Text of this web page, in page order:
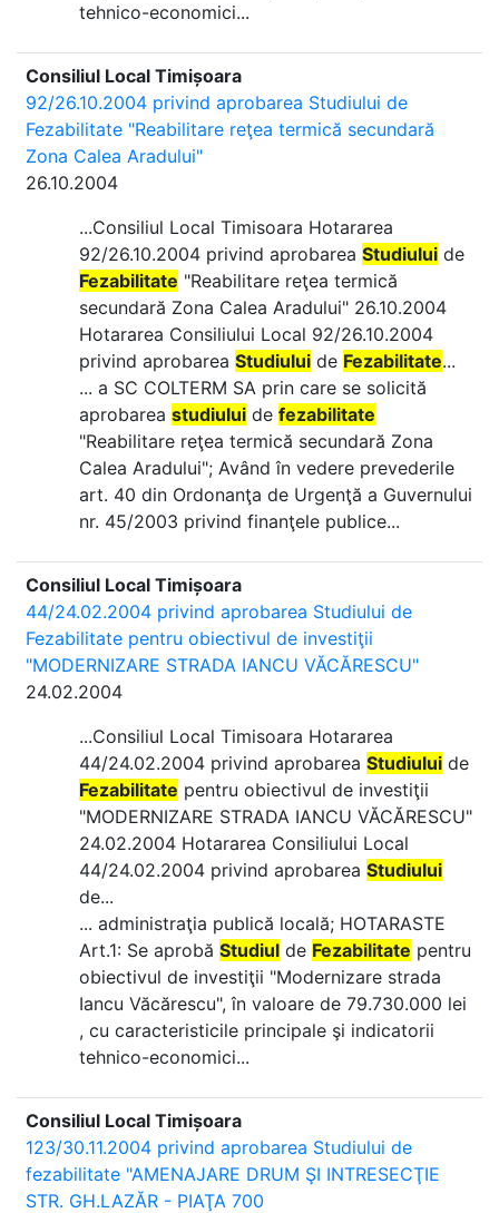
tehnico-economici...
Consiliul Local Timișoara
92/26.10.2004 privind aprobarea Studiului de
Fezabilitate "Reabilitare reţea termică secundară
Zona Calea Aradului"
26.10.2004
...Consiliul Local Timisoara Hotararea
92/26.10.2004 privind aprobarea Studiului de
Fezabilitate "Reabilitare reţea termică
secundară Zona Calea Aradului" 26.10.2004
Hotararea Consiliului Local 92/26.10.2004
privind aprobarea Studiului de Fezabilitate...
... a SC COLTERM SA prin care se solicită
aprobarea studiului de fezabilitate
"Reabilitare reţea termică secundară Zona
Calea Aradului"; Având în vedere prevederile
art. 40 din Ordonanţa de Urgenţă a Guvernului
nr. 45/2003 privind finanţele publice...
Consiliul Local Timișoara
44/24.02.2004 privind aprobarea Studiului de
Fezabilitate pentru obiectivul de investiţii
"MODERNIZARE STRADA IANCU VĂCĂRESCU"
24.02.2004
...Consiliul Local Timisoara Hotararea
44/24.02.2004 privind aprobarea Studiului de
Fezabilitate pentru obiectivul de investiţii
"MODERNIZARE STRADA IANCU VĂCĂRESCU"
24.02.2004 Hotararea Consiliului Local
44/24.02.2004 privind aprobarea Studiului
de...
... administraţia publică locală; HOTARASTE
Art.1: Se aprobă Studiul de Fezabilitate pentru
obiectivul de investiţii "Modernizare strada
Iancu Văcărescu", în valoare de 79.730.000 lei
, cu caracteristicile principale şi indicatorii
tehnico-economici...
Consiliul Local Timișoara
123/30.11.2004 privind aprobarea Studiului de
fezabilitate "AMENAJARE DRUM ŞI INTRESECŢIE
STR. GH.LAZĂR - PIAŢA 700